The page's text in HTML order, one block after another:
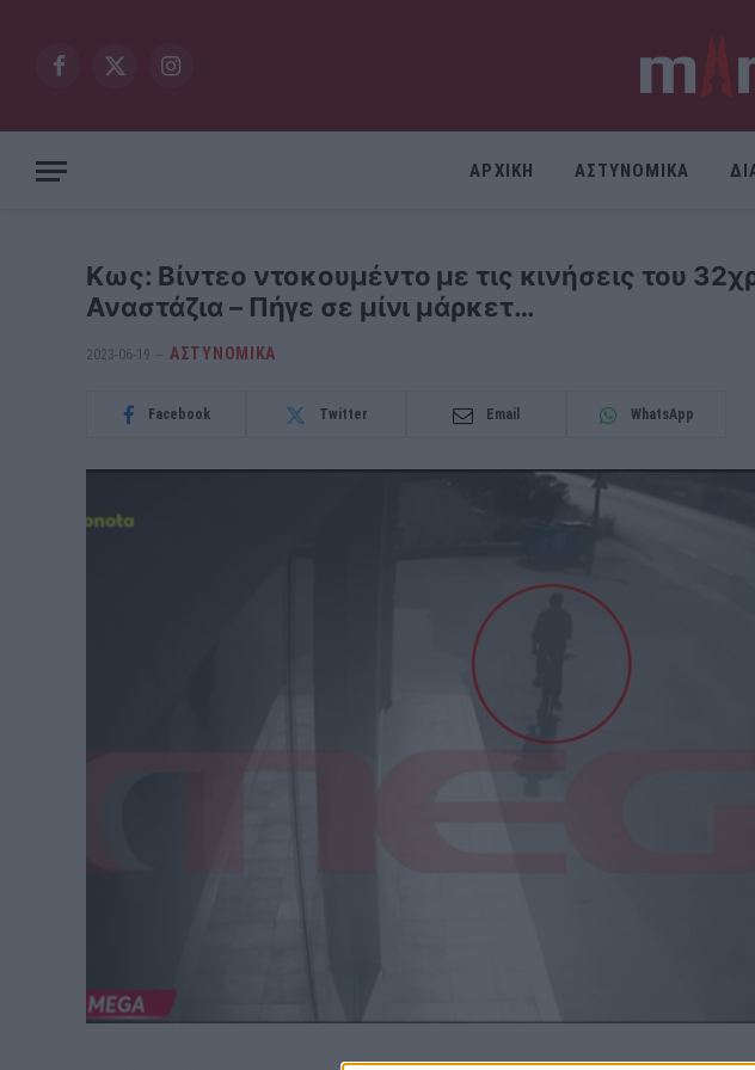
Facebook
X
Instagram
ΑΡΧΙΚΗ ΑΣΤΥΝΟΜΙΚΑ
Κως: Βίντεο ντοκουμέντο με τις κινήσεις του
Αναστάζια – Πήγε σε μίνι μάρκετ…
2023-06-19 ΑΣΤΥΝΟΜΙΚΑ
Facebook Twitter Email WhatsApp